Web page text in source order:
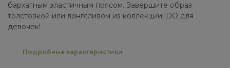
бархатным эластичным поясом. Завершите образ
толстовкой или лонгсливом из коллекции iDO для
девочек!
Подробные характеристики